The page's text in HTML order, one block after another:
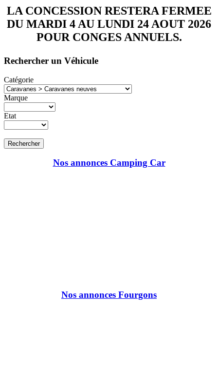
LA CONCESSION RESTERA FERMEE
DU MARDI 4 AU LUNDI 24 AOUT 2026
POUR CONGES ANNUELS.
Rechercher un Véhicule
Catégorie
Marque
Etat
Nos annonces Camping Car
Nos annonces Fourgons